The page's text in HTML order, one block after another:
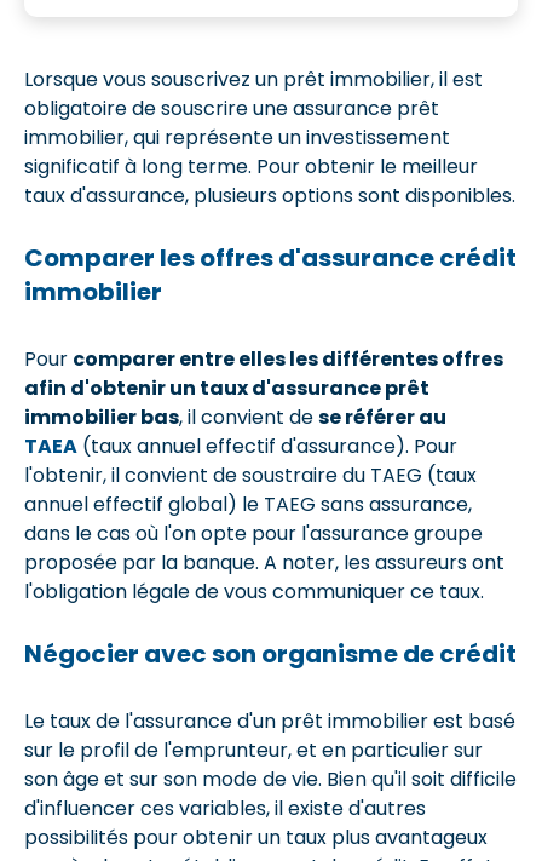
Lorsque vous souscrivez un prêt immobilier, il est
obligatoire de souscrire une assurance prêt
immobilier, qui représente un investissement
significatif à long terme. Pour obtenir le meilleur
taux d'assurance, plusieurs options sont disponibles.
Comparer les offres d'assurance crédit
immobilier
Pour comparer entre elles les différentes offres
afin d'obtenir un taux d'assurance prêt
immobilier bas, il convient dese référer au
TAEA (taux annuel effectif d'assurance). Pour
l'obtenir, il convient de soustraire du TAEG (taux
annuel effectif global) le TAEG sans assurance,
dans le cas où l'on opte pour l'assurance groupe
proposée par la banque. A noter, les assureurs ont
l'obligation légale de vous communiquer ce taux.
Négocier avec son organisme de crédit
Le taux de l'assurance d'un prêt immobilier est basé
sur le profil de l'emprunteur, et en particulier sur
son âge et sur son mode de vie. Bien qu'il soit difficile
d'influencer ces variables, il existe d'autres
possibilités pour obtenir un taux plus avantageux